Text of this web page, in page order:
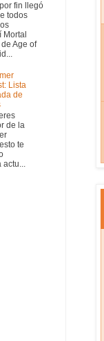
fin llegó
todos
Age of
Lista
de
de la
te
actu...